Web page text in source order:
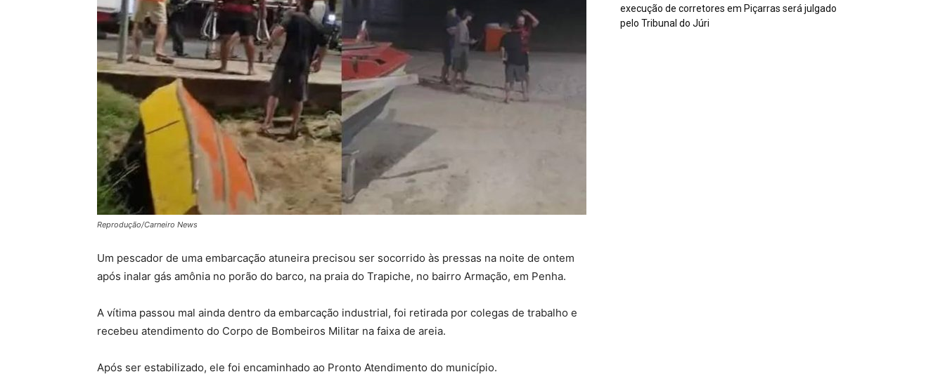
Reprodução/Carneiro News
Um pescador de uma embarcação atuneira precisou ser socorrido às pressas na noite de ontem
após inalar gás amônia no porão do barco, na praia do Trapiche, no bairro Armação, em Penha.
A vítima passou mal ainda dentro da embarcação industrial, foi retirada por colegas de trabalho e
recebeu atendimento do Corpo de Bombeiros Militar na faixa de areia.
Após ser estabilizado, ele foi encaminhado ao Pronto Atendimento do município.
execução de corretores em Piçarras será julgado
pelo Tribunal do Júri